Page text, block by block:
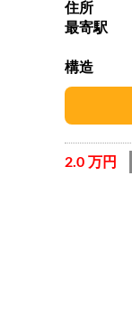
住所
最寄駅
構造
2.0 万円